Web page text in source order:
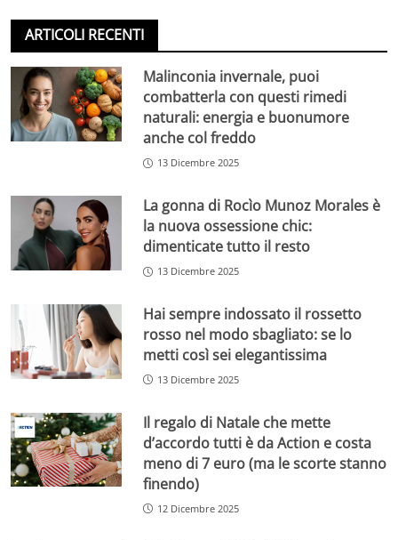
ARTICOLI RECENTI
Malinconia invernale, puoi
combatterla con questi rimedi
naturali: energia e buonumore
anche col freddo
13 Dicembre 2025
La gonna di Rocìo Munoz Morales è
la nuova ossessione chic:
dimenticate tutto il resto
13 Dicembre 2025
Hai sempre indossato il rossetto
rosso nel modo sbagliato: se lo
metti così sei elegantissima
13 Dicembre 2025
Il regalo di Natale che mette
d’accordo tutti è da Action e costa
meno di 7 euro (ma le scorte stanno
finendo)
12 Dicembre 2025